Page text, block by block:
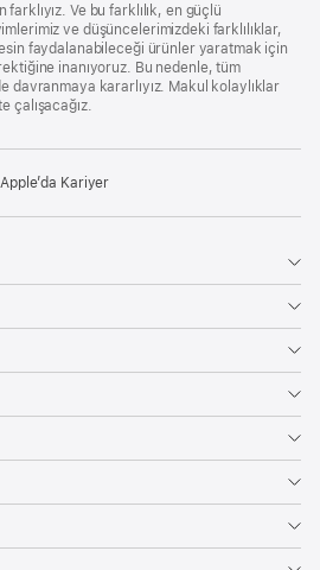
Ve bu farklılık, en güçlü
ve düşüncelerimizdeki farklılıklar,
faydalanabileceği ürünler yaratmak için
inanıyoruz. Bu nedenle, tüm
davranmaya kararlıyız. Makul kolaylıklar
çalışacağız.
Apple’da Kariyer